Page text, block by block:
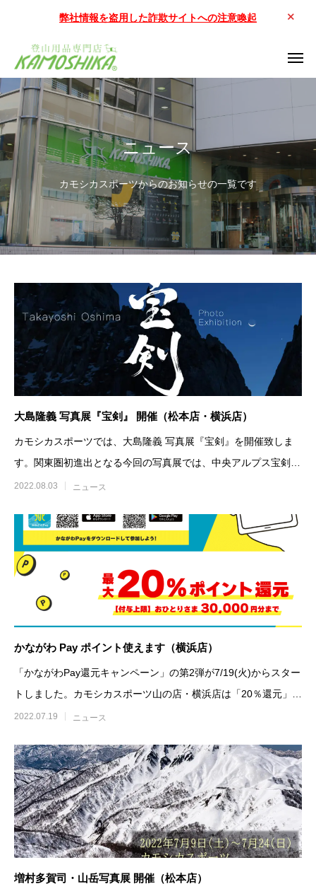
弊社情報を盗用した詐欺サイトへの注意喚起
ニュース
カモシカスポーツからのお知らせの一覧です
大島隆義 写真展『宝剣』 開催（松本店・横浜店）
カモシカスポーツでは、大島隆義 写真展『宝剣』を開催致しま
す。関東圏初進出となる今回の写真展では、中央アルプス宝剣岳
をメインに撮影した、迫力
2022.08.03 ニュース
かながわ Pay ポイント使えます（横浜店）
「かながわPay還元キャンペーン」の第2弾が7/19(火)からスター
トしました。カモシカスポーツ山の店・横浜店は「20％還元」対
象店舗です。
2022.07.19 ニュース
増村多賀司・山岳写真展 開催（松本店）